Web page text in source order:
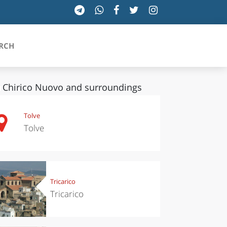
TOSCANA
UMBRIA
VALLE D'AOSTA
VENETO
Chirico Nuovo and surroundings
Tolve
Tolve
Tricarico
Tricarico